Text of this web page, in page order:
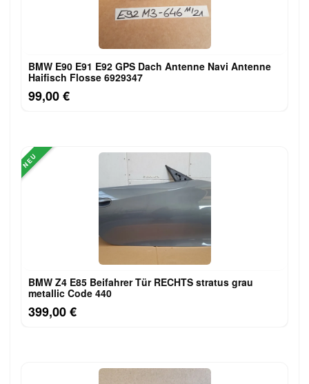
BMW E90 E91 E92 GPS Dach Antenne Navi Antenne
Haifisch Flosse 6929347
99,00 €
NEU
BMW Z4 E85 Beifahrer Tür RECHTS stratus grau
metallic Code 440
399,00 €